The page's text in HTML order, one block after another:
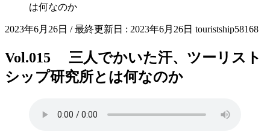
は何なのか
2023年6月26日 / 最終更新日 : 2023年6月26日 touristship58168
Vol.015 三人でかいた汗、ツーリスト
シップ研究所とは何なのか